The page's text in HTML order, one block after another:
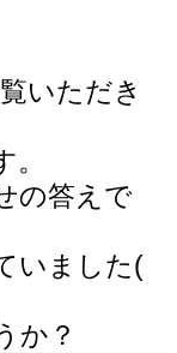
いただき
の答えで
いました(
か？